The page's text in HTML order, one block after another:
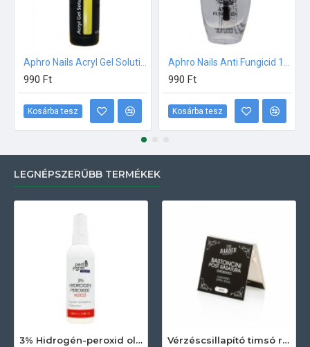
990 Ft
Kosárba tesz
990 Ft
Kosárba tesz
LEGNÉPSZERŰBB TERMÉKEK
3% Hidrogén-peroxid oldat (sebfertőtlenítő) 100ml
Vérzéscsillapító timsó rúd 20db